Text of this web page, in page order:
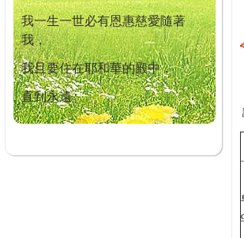
我一生一世必有恩惠慈愛隨著
我，
我且要住在耶和華的殿中，
直到永遠。